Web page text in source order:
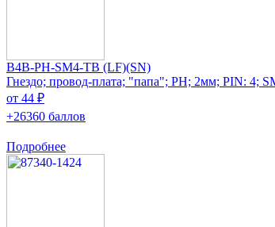
B4B-PH-SM4-TB (LF)(SN)
Гнездо; провод-плата; "папа"; PH; 2мм; PIN: 4;
от 44 ₽
+26360 баллов
Подробнее